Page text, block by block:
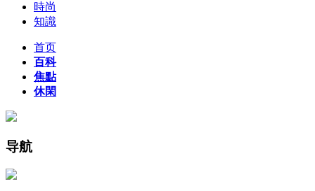
時尚
知識
首页
百科
焦點
休閑
导航